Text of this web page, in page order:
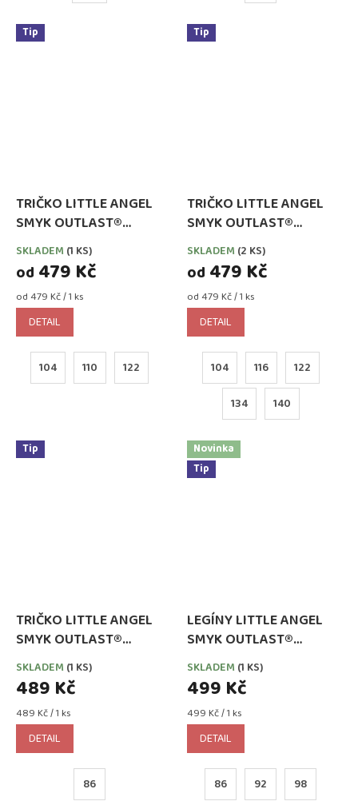
Tip
TRIČKO LITTLE ANGEL
SMYK OUTLAST®
DLOUHÝ RUKÁV -
LIŠEJNÍK MELÍR
SKLADEM (1 KS)
od 479 Kč
Měrná
cena:
od 479 Kč / 1 ks
DETAIL
104 110 122
Tip
TRIČKO LITTLE ANGEL
SMYK OUTLAST®
DLOUHÝ RUKÁV -
MEDOVÉ
SKLADEM (2 KS)
od 479 Kč
Měrná
cena:
od 479 Kč / 1 ks
DETAIL
104 116 122
134 140
Tip
TRIČKO LITTLE ANGEL
SMYK OUTLAST®
DLOUHÝ RUKÁV -
FIALOVÁ VÍLA
SKLADEM (1 KS)
489 Kč
Měrná
cena:
489 Kč / 1 ks
DETAIL
86
Novinka
Tip
LEGÍNY LITTLE ANGEL
SMYK OUTLAST®
MODRÁ ROYAL
SKLADEM (1 KS)
499 Kč
Měrná
cena:
499 Kč / 1 ks
DETAIL
86 92 98